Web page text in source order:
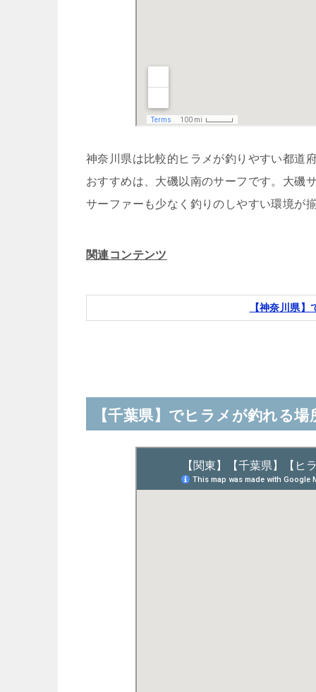
神奈川県は比較的ヒラメが釣りやすい都道
おすすめは、大磯以南のサーフです。大磯
サーファーも少なく釣りのしやすい環境が
関連コンテンツ
【神奈川県
【千葉県】でヒラメが釣れる場